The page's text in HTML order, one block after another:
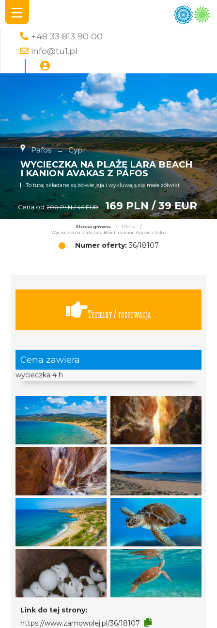
+48 33 813 90 00
info@tu1.pl
Pafos → Cypr
WYCIECZKA NA PLAŻĘ LARA BEACH
I KANION AVAKAS Z PAFOS
To tutaj składane są żółwie jaja i wykluwają się małe żółwiki
Cena od 200 PLN / 46 EUR 169 PLN / 39 EUR
Strona główna / Oferta
/
Wycieczka na plażę Lara Beach i kanion Avakas z Pafos
Numer oferty:36/18107
Terminy / rezerwacja
Cena zawiera
wycieczka 4 h
Link do tej strony:
https://www.zamowolej.pl/36/18107